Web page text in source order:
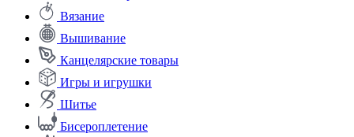
Вязание
Вышивание
Канцелярские товары
Игры и игрушки
Шитье
Бисероплетение